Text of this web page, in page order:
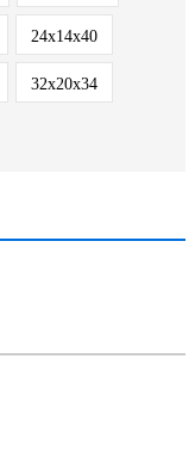
24х14х40
32х20х34